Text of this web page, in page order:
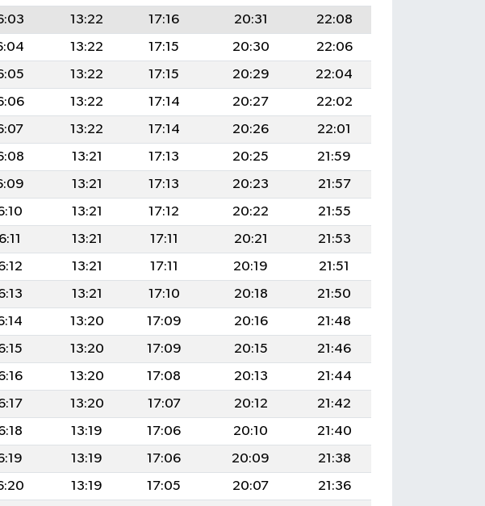
13:22 17:16 20:31
22:08
13:22 17:15 20:30
22:06
13:22 17:15 20:29
22:04
13:22 17:14 20:27
22:02
13:22 17:14 20:26
22:01
13:21 17:13 20:25
21:59
13:21 17:13 20:23
21:57
13:21 17:12 20:22
21:55
13:21 17:11 20:21
21:53
13:21 17:11 20:19
21:51
13:21 17:10 20:18
21:50
13:20 17:09 20:16
21:48
13:20 17:09 20:15
21:46
13:20 17:08 20:13
21:44
13:20 17:07 20:12
21:42
13:19 17:06 20:10
21:40
13:19 17:06 20:09
21:38
13:19 17:05 20:07 21:36